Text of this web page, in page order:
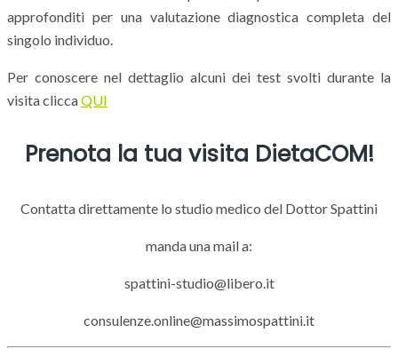
approfonditi per una valutazione diagnostica completa del
singolo individuo.
Per conoscere nel dettaglio alcuni dei test svolti durante la
visita cliccaQUI
Prenota la tua visita DietaCOM!
Contatta direttamente lo studio medico del Dottor Spattini
manda una mail a:
spattini-studio@libero.it
consulenze.online@massimospattini.it